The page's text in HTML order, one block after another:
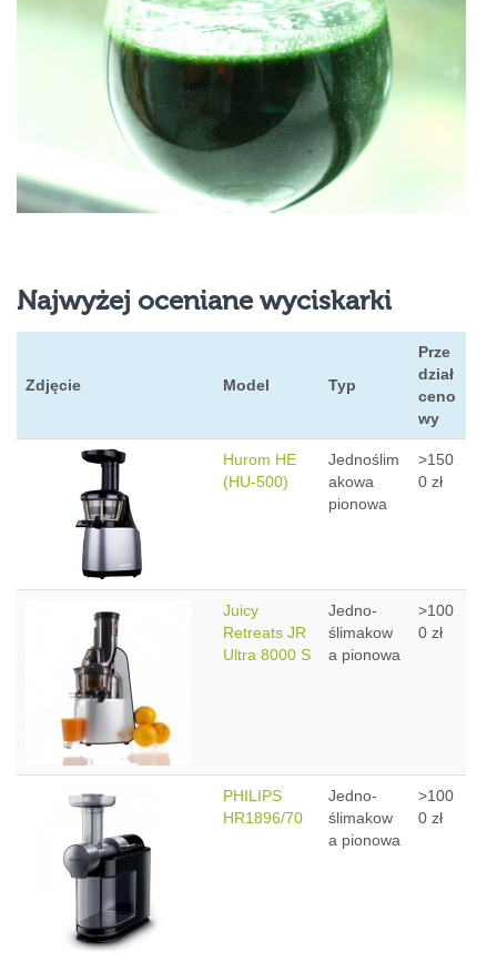
Najwyżej oceniane wyciskarki
Zdjęcie Model Typ
Prze
dział
ceno
wy
Hurom HE
(HU-500)
Jednoślim
akowa
pionowa
>150
0 zł
Juicy
Retreats JR
Ultra 8000 S
Jedno-
ślimakow
a pionowa
>100
0 zł
PHILIPS
HR1896/70
Jedno-
ślimakow
a pionowa
>100
0 zł